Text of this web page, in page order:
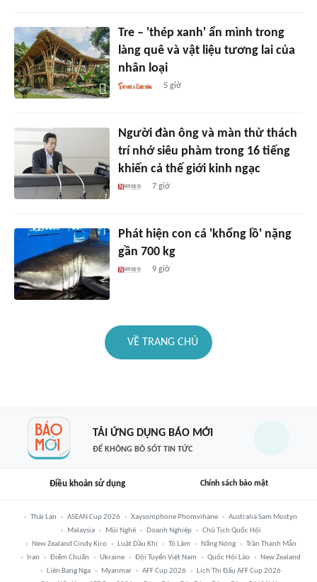
Tre – 'thép xanh' ẩn mình trong
làng quê và vật liệu tương lai của
nhân loại
5 giờ
Người đàn ông và màn thử thách
trí nhớ siêu phàm trong 16 tiếng
khiến cả thế giới kinh ngạc
7 giờ
Phát hiện con cá 'khổng lồ' nặng
gần 700 kg
9 giờ
VỀ TRANG CHỦ
TẢI ỨNG DỤNG BÁO MỚI
ĐỂ KHÔNG BỎ SÓT TIN TỨC
Điều khoản sử dụng Chính sách bảo mật
Thái Lan ASEAN Cup 2026 Xaysomphone Phomvihane
Australia Sam Mostyn
Malaysia
Mũi Nghê Doanh Nghiệp
Chủ Tịch Quốc Hội
New Zealand Cindy Kiro
Luật Dầu Khí Tô Lâm Nắng Nóng
Trần Thanh Mẫn
Iran
Điểm Chuẩn Ukraine Đội Tuyển Việt Nam Quốc Hội Lào
New Zealand
Liên Bang Nga
Myanmar AFF Cup 2026
Lịch Thi Đấu AFF Cup 2026